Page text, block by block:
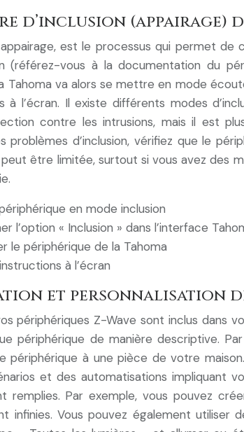
d’inclusion (appairage)
appairage, est le processus qui permet
(référez-vous à la documentation du
Tahoma va alors se mettre en mode
à l’écran. Il existe différents modes
contre les intrusions, mais il est
problèmes d’inclusion, vérifiez que le
être limitée, surtout si vous avez des
en mode inclusion
l’option « Inclusion » dans l’interface
le périphérique de la Tahoma
à l’écran
et personnalisation
périphériques Z-Wave sont inclus dans
périphérique de manière descriptive.
périphérique à une pièce de votre
et des automatisations impliquant
remplies. Par exemple, vous pouvez
infinies. Vous pouvez également utiliser